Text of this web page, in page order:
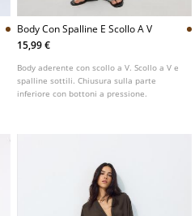
Body Con Spalline E Scollo A V
15,99 €
Body aderente con scollo a V. Scollo a V e
spalline sottili. Chiusura sulla parte
inferiore con bottoni a pressione.